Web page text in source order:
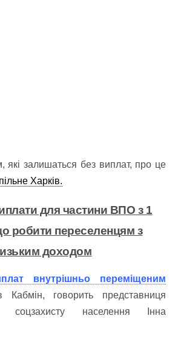
залишаться без виплат, про це
Харків.
для частини ВПО з 1
робити переселенцям з
доходом
внутрішньо переміщеним
Кабмін, говорить представниця
соцзахисту населення Інна